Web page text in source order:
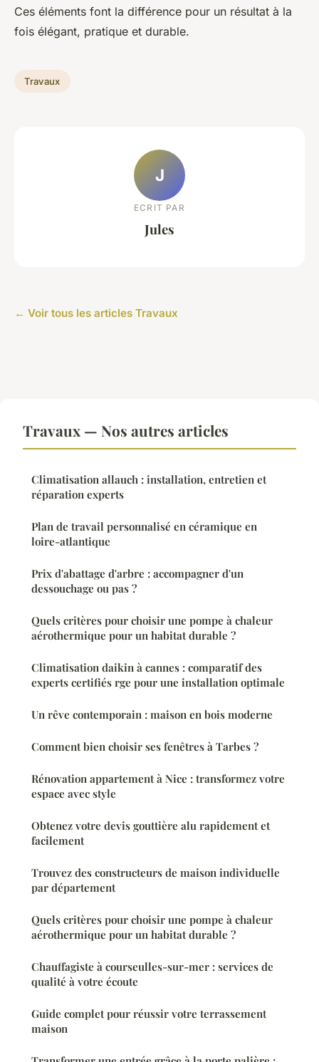
Ces éléments font la différence pour un résultat à la
fois élégant, pratique et durable.
Travaux
J
ECRIT PAR
Jules
← Voir tous les articles Travaux
Travaux — Nos autres articles
Climatisation allauch : installation, entretien et
réparation experts
Plan de travail personnalisé en céramique en
loire-atlantique
Prix d'abattage d'arbre : accompagner d'un
dessouchage ou pas ?
Quels critères pour choisir une pompe à chaleur
aérothermique pour un habitat durable ?
Climatisation daikin à cannes : comparatif des
experts certifiés rge pour une installation optimale
Un rêve contemporain : maison en bois moderne
Comment bien choisir ses fenêtres à Tarbes ?
Rénovation appartement à Nice : transformez votre
espace avec style
Obtenez votre devis gouttière alu rapidement et
facilement
Trouvez des constructeurs de maison individuelle
par département
Quels critères pour choisir une pompe à chaleur
aérothermique pour un habitat durable ?
Chauffagiste à courseulles-sur-mer : services de
qualité à votre écoute
Guide complet pour réussir votre terrassement
maison